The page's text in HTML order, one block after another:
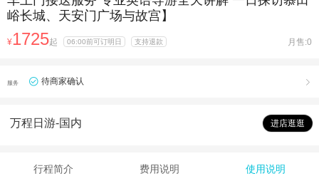
峪长城、天安门广场与故宫】
¥1725起 06:00前可订明日 支持退款 月售:0
服务 待商家确认 
万程日游-国内 进店逛逛
行程简介 费用说明 使用说明